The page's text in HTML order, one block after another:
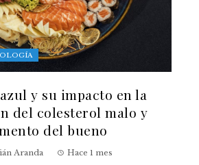
y su impacto en la
del colesterol malo y
del bueno
Aranda Hace 1 mes